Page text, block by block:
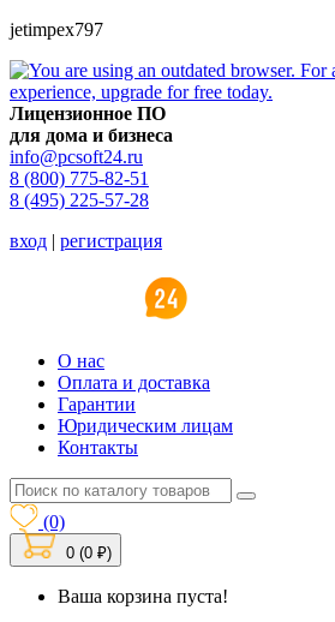
jetimpex797
Лицензионное ПО
для дома и бизнеса
info@pcsoft24.ru
8 (800) 775-82-51
8 (495) 225-57-28
вход | регистрация
O нас
Оплата и доставка
Гарантии
Юридическим лицам
Контакты
(0)
0 (0 ₽)
Ваша корзина пуста!